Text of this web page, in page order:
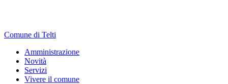
Comune di Telti
Amministrazione
Novità
Servizi
Vivere il comune